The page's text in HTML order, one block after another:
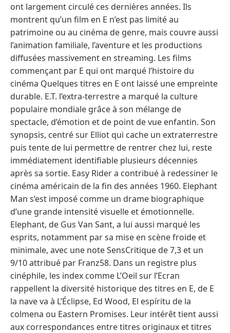
ont largement circulé ces dernières années. Ils
montrent qu’un film en E n’est pas limité au
patrimoine ou au cinéma de genre, mais couvre aussi
l’animation familiale, l’aventure et les productions
diffusées massivement en streaming. Les films
commençant par E qui ont marqué l’histoire du
cinéma Quelques titres en E ont laissé une empreinte
durable. E.T. l’extra-terrestre a marqué la culture
populaire mondiale grâce à son mélange de
spectacle, d’émotion et de point de vue enfantin. Son
synopsis, centré sur Elliot qui cache un extraterrestre
puis tente de lui permettre de rentrer chez lui, reste
immédiatement identifiable plusieurs décennies
après sa sortie. Easy Rider a contribué à redessiner le
cinéma américain de la fin des années 1960. Elephant
Man s’est imposé comme un drame biographique
d’une grande intensité visuelle et émotionnelle.
Elephant, de Gus Van Sant, a lui aussi marqué les
esprits, notamment par sa mise en scène froide et
minimale, avec une note SensCritique de 7,3 et un
9/10 attribué par Franz58. Dans un registre plus
cinéphile, les index comme L’Oeil sur l’Ecran
rappellent la diversité historique des titres en E, de E
la nave va à L’Éclipse, Ed Wood, El espíritu de la
colmena ou Eastern Promises. Leur intérêt tient aussi
aux correspondances entre titres originaux et titres